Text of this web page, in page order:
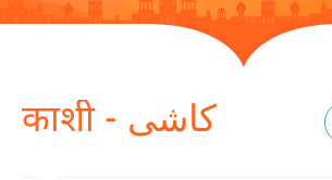
काशी - کاشی